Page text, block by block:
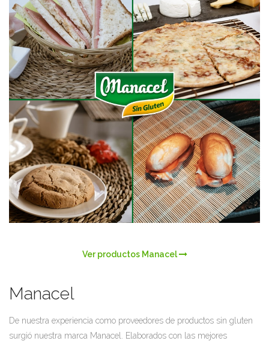
Ver productos Manacel
Manacel
De nuestra experiencia como proveedores de productos sin gluten
surgió nuestra marca Manacel. Elaborados con las mejores